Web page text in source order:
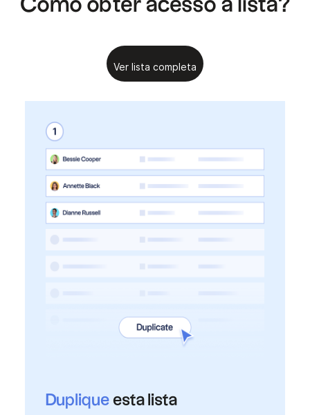
Como obter acesso à lista?
Ver lista completa
Duplique esta lista